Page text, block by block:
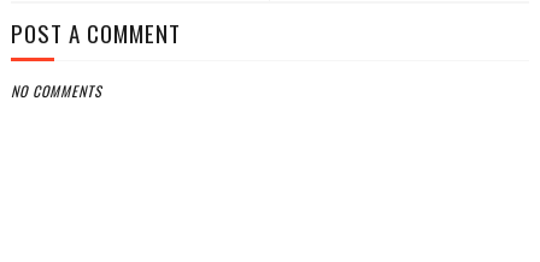
POST A COMMENT
NO COMMENTS